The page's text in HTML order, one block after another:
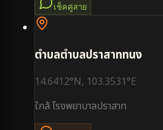
เช็คคู่สาย
ตำบลตำบลปราสาททนง
14.6412°N, 103.3531°E
ใกล้โรงพยาบาลปราสาท